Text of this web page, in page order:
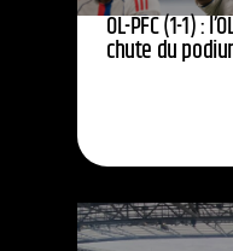
OL-PFC (1-1) :
chute du